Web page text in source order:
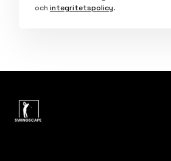
och integritetspolicy.